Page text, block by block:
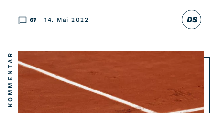
DS
61 14. Mai 2022
KOMMENTAR